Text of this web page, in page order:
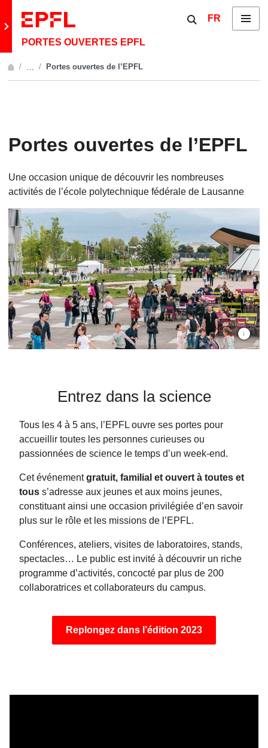
Retour au site principal
PORTES OUVERTES EPFL
Show / hide the
FR Menu
…
Portes ouvertes de l’EPFL
Portes ouvertes de l’EPFL
Une occasion unique de découvrir les nombreuses
activités de l’école polytechnique fédérale de Lausanne
Vue sur
Entrez dans la science
Tous les 4 à 5 ans, l’EPFL ouvre ses portes pour
accueillir toutes les personnes curieuses ou
passionnées de science le temps d’un week-end.
Cet événementgratuit, familial et ouvert à toutes et
tous s’adresse aux jeunes et aux moins jeunes,
constituant ainsi une occasion privilégiée d’en savoir
plus sur le rôle et les missions de l’EPFL.
Conférences, ateliers, visites de laboratoires, stands,
spectacles… Le public est invité à découvrir un riche
programme d’activités, concocté par plus de 200
collaboratrices et collaborateurs du campus.
Replongez dans l’édition 2023